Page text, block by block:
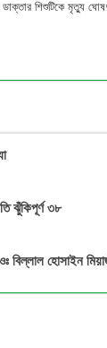
ডাক্তার শিশুটিকে মৃত্যু
ঝুঁকিপূর্ণ ৩৮
বিল্লাল হোসাইন